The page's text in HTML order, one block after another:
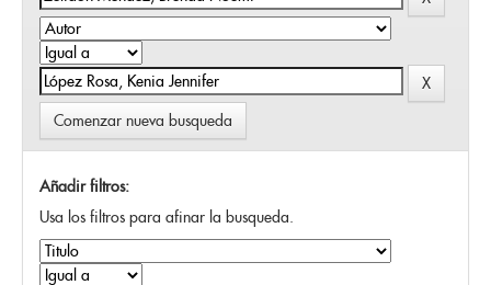
Comenzar nueva busqueda
Añadir filtros:
Usa los filtros para afinar la busqueda.